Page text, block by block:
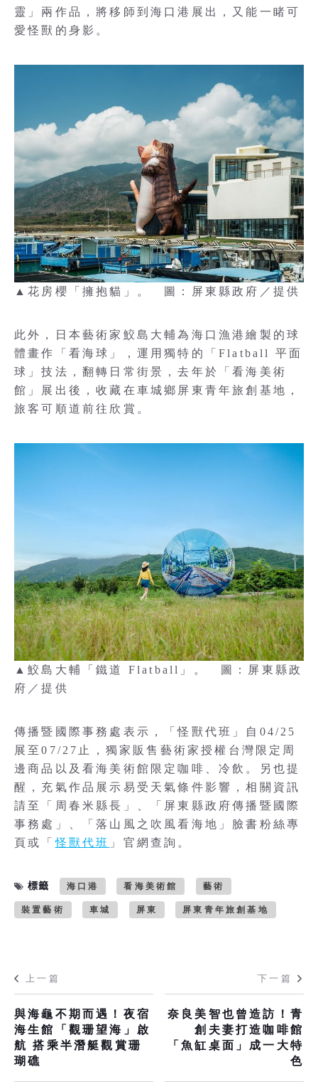
靈」兩作品，將移師到海口港展出，又能一睹可
愛怪獸的身影。
▲花房櫻「擁抱貓」。 圖：屏東縣政府／提供
此外，日本藝術家鮫島大輔為海口漁港繪製的球
體畫作「看海球」，運用獨特的「Flatball 平面
球」技法，翻轉日常街景，去年於「看海美術
館」展出後，收藏在車城鄉屏東青年旅創基地，
旅客可順道前往欣賞。
▲鮫島大輔「鐵道 Flatball」。 圖：屏東縣政
府／提供
傳播暨國際事務處表示，「怪獸代班」自04/25
展至07/27止，獨家販售藝術家授權台灣限定周
邊商品以及看海美術館限定咖啡、冷飲。另也提
醒，充氣作品展示易受天氣條件影響，相關資訊
請至「周春米縣長」、「屏東縣政府傳播暨國際
事務處」、「落山風之吹風看海地」臉書粉絲專
頁或「怪獸代班 」官網查詢。
標籤 海口港 看海美術館 藝術
裝置藝術 車城 屏東 屏東青年旅創基地
上一篇
與海龜不期而遇！夜宿
海生館「觀珊望海」啟
航 搭乘半潛艇觀賞珊
瑚礁
下一篇
奈良美智也曾造訪！青
創夫妻打造咖啡館
「魚缸桌面」成一大特
色